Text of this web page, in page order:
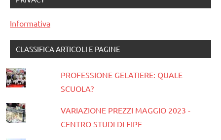
Informativa
CLASSIFICA ARTICOLI E PAGINE
PROFESSIONE GELATIERE: QUALE
SCUOLA?
VARIAZIONE PREZZI MAGGIO 2023 -
CENTRO STUDI DI FIPE